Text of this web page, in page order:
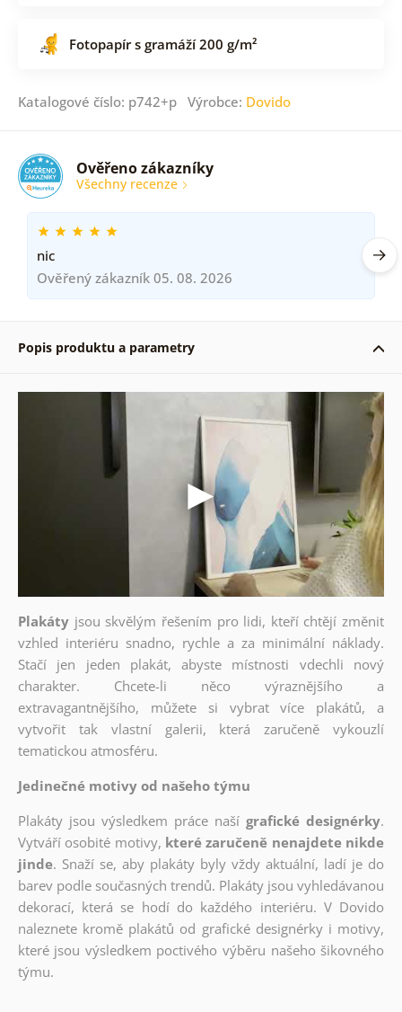
Fotopapír s gramáží 200 g/m²
Katalogové číslo: p742+p Výrobce: Dovido
Ověřeno zákazníky
Všechny recenze
nic
Ověřený zákazník 05. 08. 2026
Popis produktu a parametry
Plakáty jsou skvělým řešením pro lidi, kteří chtějí změnit
vzhled interiéru snadno, rychle a za minimální náklady.
Stačí jen jeden plakát, abyste místnosti vdechli nový
charakter. Chcete-li něco výraznějšího a
extravagantnějšího, můžete si vybrat více plakátů, a
vytvořit tak vlastní galerii, která zaručeně vykouzlí
tematickou atmosféru.
Jedinečné motivy od našeho týmu
Plakáty jsou výsledkem práce naší grafické designérky.
Vytváří osobité motivy, které zaručeně nenajdete nikde
jinde. Snaží se, aby plakáty byly vždy aktuální, ladí je do
barev podle současných trendů. Plakáty jsou vyhledávanou
dekorací, která se hodí do každého interiéru. V Dovido
naleznete kromě plakátů od grafické designérky i motivy,
které jsou výsledkem poctivého výběru našeho šikovného
týmu.